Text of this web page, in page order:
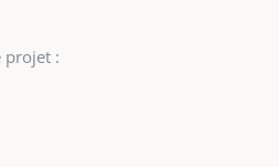
projet :